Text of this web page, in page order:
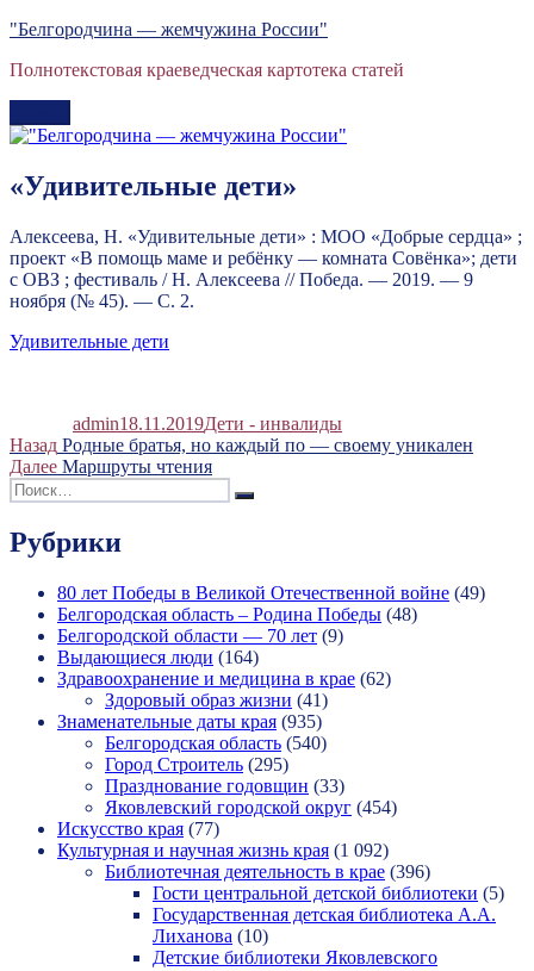
Перейти
содержимому
"Белгородчина — жемчужина России"
Полнотекстовая краеведческая картотека статей
«Удивительные дети»
Алексеева, Н. «Удивительные дети» : МОО «Добрые сердца» ;
проект «В помощь маме и ребёнку — комната Совёнка»; дети
с ОВЗ ; фестиваль / Н. Алексеева // Победа. — 2019. — 9
ноября (№ 45). — С. 2.
Удивительные дети
admin18.11.2019Дети - инвалиды
Навигация
по
записям
Назад Предыдущая
запись:
Родные братья, но каждый по — своему уникален
Далее Следующая
запись:
Маршруты чтения
Искать:
Поиск
Рубрики
80 лет Победы в Великой Отечественной войне (49)
Белгородская область – Родина Победы (48)
Белгородской области — 70 лет (9)
Выдающиеся люди (164)
Здравоохранение и медицина в крае (62)
Здоровый образ жизни (41)
Знаменательные даты края (935)
Белгородская область (540)
Город Строитель (295)
Празднование годовщин (33)
Яковлевский городской округ (454)
Искусство края (77)
Культурная и научная жизнь края (1 092)
Библиотечная деятельность в крае (396)
Гости центральной детской библиотеки (5)
Государственная детская библиотека А.А.
Лиханова (10)
Детские библиотеки Яковлевского